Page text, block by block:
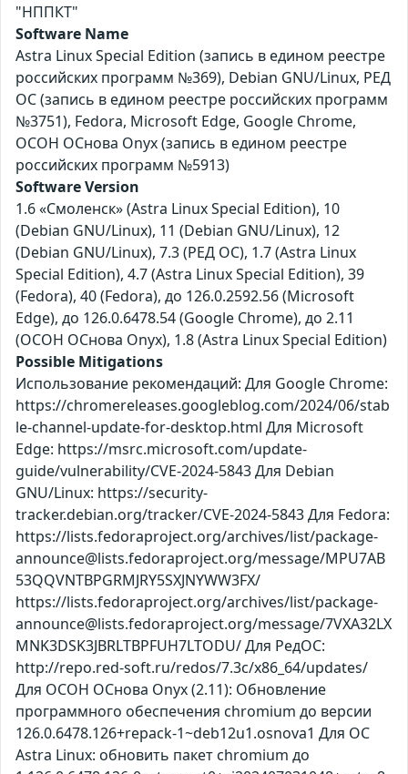
"НППКТ"
Software Name
Astra Linux Special Edition (запись в едином реестре
российских программ №369), Debian GNU/Linux, РЕД
ОС (запись в едином реестре российских программ
№3751), Fedora, Microsoft Edge, Google Chrome,
ОСОН ОСнова Оnyx (запись в едином реестре
российских программ №5913)
Software Version
1.6 «Смоленск» (Astra Linux Special Edition), 10
(Debian GNU/Linux), 11 (Debian GNU/Linux), 12
(Debian GNU/Linux), 7.3 (РЕД ОС), 1.7 (Astra Linux
Special Edition), 4.7 (Astra Linux Special Edition), 39
(Fedora), 40 (Fedora), до 126.0.2592.56 (Microsoft
Edge), до 126.0.6478.54 (Google Chrome), до 2.11
(ОСОН ОСнова Оnyx), 1.8 (Astra Linux Special Edition)
Possible Mitigations
Использование рекомендаций: Для Google Chrome:
https://chromereleases.googleblog.com/2024/06/stab
le-channel-update-for-desktop.html Для Microsoft
Edge: https://msrc.microsoft.com/update-
guide/vulnerability/CVE-2024-5843 Для Debian
GNU/Linux: https://security-
tracker.debian.org/tracker/CVE-2024-5843 Для Fedora:
https://lists.fedoraproject.org/archives/list/package-
announce@lists.fedoraproject.org/message/MPU7AB
53QQVNTBPGRMJRY5SXJNYWW3FX/
https://lists.fedoraproject.org/archives/list/package-
announce@lists.fedoraproject.org/message/7VXA32LX
MNK3DSK3JBRLTBPFUH7LTODU/ Для РедОС:
http://repo.red-soft.ru/redos/7.3c/x86_64/updates/
Для ОСОН ОСнова Оnyx (2.11): Обновление
программного обеспечения chromium до версии
126.0.6478.126+repack-1~deb12u1.osnova1 Для ОС
Astra Linux: обновить пакет chromium до